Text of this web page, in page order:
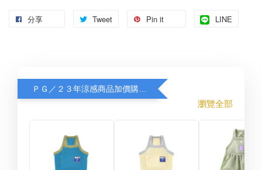
分享 Tweet Pin it LINE
瀏覽全部